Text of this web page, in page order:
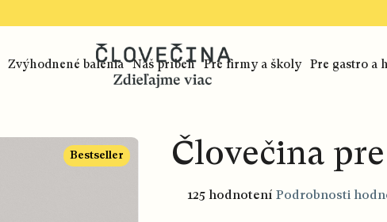
Zvýhodnené balenia Náš príbeh Pre firmy a školy Pre gastro a
Človečina
Priemerné
hodnotenie
125 hodnotení Podrobnosti
Bestseller